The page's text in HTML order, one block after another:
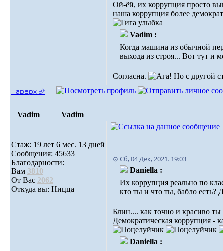
Ой-ёй, их коррупция просто
наша коррупция более
Vadim :
Когда машина из обычной
выхода из строя... Вот тут и
Согласна.
Но с другой
Наверх ⮵
Vadim Vadim
Стаж: 19 лет 6 мес. 13 дней
Сообщения: 45633
Благодарности:
Вам 3810
От Вас 2062
Откуда вы: Ницца
⊙ Сб, 04 Дек, 2021. 19:03
Daniella :
Их коррупция реально по
кто ты и что ты, бабло есть?
Блин.... как точно и красиво ты
Демократическая коррупция -
Daniella :